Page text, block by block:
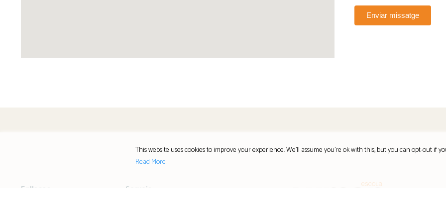
Enviar missatge
Enllaços
Serveis
This website uses cookies to improve your experience. We'll assume you're ok with this, but you can opt-out if
Read More